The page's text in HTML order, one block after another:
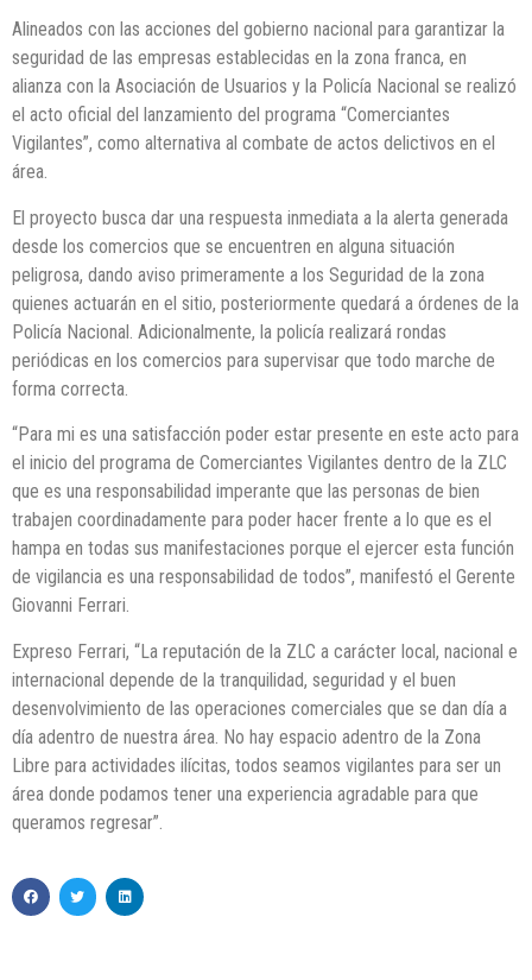
Alineados con las acciones del gobierno nacional para garantizar la
seguridad de las empresas establecidas en la zona franca, en
alianza con la Asociación de Usuarios y la Policía Nacional se realizó
el acto oficial del lanzamiento del programa “Comerciantes
Vigilantes”, como alternativa al combate de actos delictivos en el
área.
El proyecto busca dar una respuesta inmediata a la alerta generada
desde los comercios que se encuentren en alguna situación
peligrosa, dando aviso primeramente a los Seguridad de la zona
quienes actuarán en el sitio, posteriormente quedará a órdenes de la
Policía Nacional. Adicionalmente, la policía realizará rondas
periódicas en los comercios para supervisar que todo marche de
forma correcta.
“Para mi es una satisfacción poder estar presente en este acto para
el inicio del programa de Comerciantes Vigilantes dentro de la ZLC
que es una responsabilidad imperante que las personas de bien
trabajen coordinadamente para poder hacer frente a lo que es el
hampa en todas sus manifestaciones porque el ejercer esta función
de vigilancia es una responsabilidad de todos”, manifestó el Gerente
Giovanni Ferrari.
Expreso Ferrari, “La reputación de la ZLC a carácter local, nacional e
internacional depende de la tranquilidad, seguridad y el buen
desenvolvimiento de las operaciones comerciales que se dan día a
día adentro de nuestra área. No hay espacio adentro de la Zona
Libre para actividades ilícitas, todos seamos vigilantes para ser un
área donde podamos tener una experiencia agradable para que
queramos regresar”.